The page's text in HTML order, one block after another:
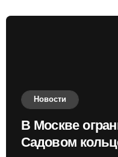
Новости
В Москве
Садовом